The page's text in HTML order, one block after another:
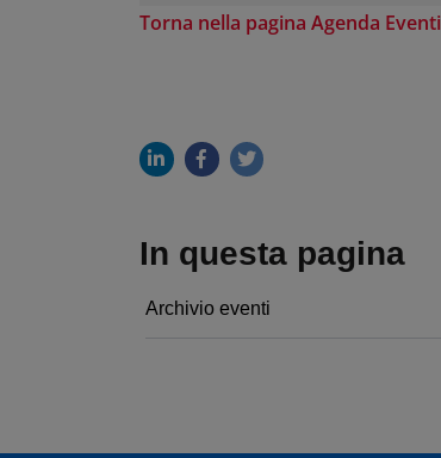
Torna nella pagina Agenda Eventi
In questa pagina
Archivio eventi